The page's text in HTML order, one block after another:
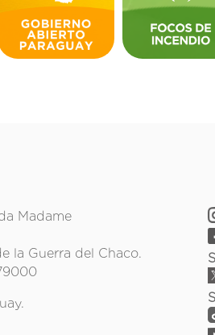
Madame
la Guerra del Chaco.